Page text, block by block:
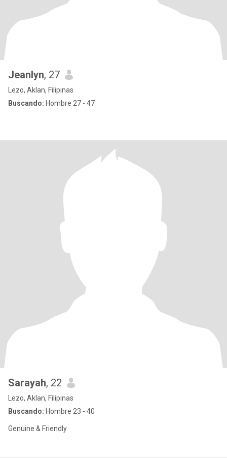
Jeanlyn, 27
Lezo, Aklan, Filipinas
Buscando: Hombre 27 - 47
Sarayah, 22
Lezo, Aklan, Filipinas
Buscando: Hombre 23 - 40
Genuine & Friendly